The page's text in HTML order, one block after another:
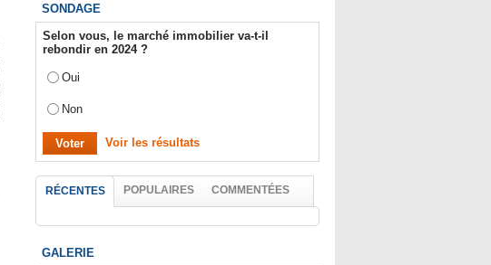
SONDAGE
Selon vous, le marché immobilier va-t-il
rebondir en 2024 ?
Oui
Non
Voir les résultats
RÉCENTES POPULAIRES COMMENTÉES
GALERIE